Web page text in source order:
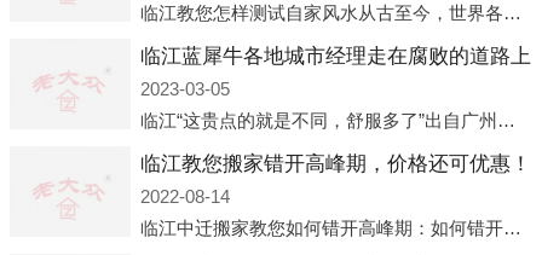
临江教您怎样测试自家风水从古至今，世界各地的人们都在研究人在乾坤中的位置以及它们所形成的关系。通过探究季节转换、星象变化，并且在所观测到的自然规律的指导下，人们开始认识到居住在不同住宅中的人，其一生中的财
临江蓝犀牛各地城市经理走在腐败的道路上
2023-03-05
临江“这贵点的就是不同，舒服多了”出自广州运营邓经理的口中。2023年开年刚出来，三个司机（加盟蓝犀牛的个人队伍）便请广州经理去佛山娱乐场所大消费了一次，据知悉一晚消费达一万多，由三人平摊费用，燃鹅这样的
临江教您搬家错开高峰期，价格还可优惠！
2022-08-14
临江中迁搬家教您如何错开高峰期：如何错开高峰期搬家，中迁搬家做了一些电话数据统计和分析，发现市民中午2点左右访问网站的人是最多的，电话咨询是早上9点左右是最多的，预约搬家周六和周日是最多的，网上QQ微